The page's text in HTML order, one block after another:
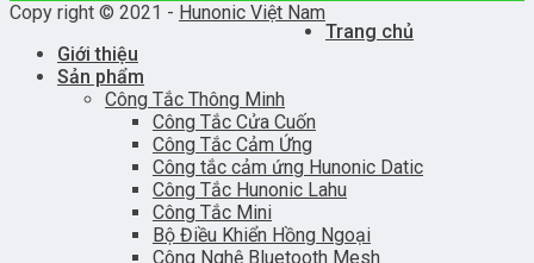
Copy right © 2021 - Hunonic Việt Nam
Trang chủ
Giới thiệu
Sản phẩm
Công Tắc Thông Minh
Công Tắc Cửa Cuốn
Công Tắc Cảm Ứng
Công tắc cảm ứng Hunonic Datic
Công Tắc Hunonic Lahu
Công Tắc Mini
Bộ Điều Khiển Hồng Ngoại
Công Nghệ Bluetooth Mesh